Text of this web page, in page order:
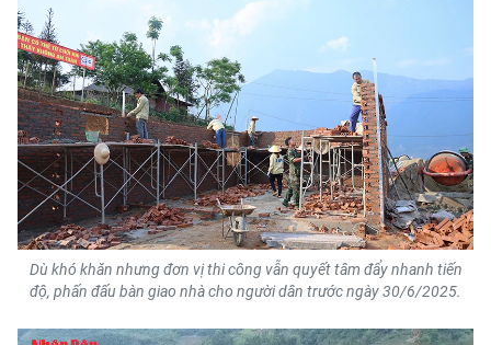
Dù khó khăn nhưng đơn vị thi công vẫn quyết tâm đẩy nhanh tiến
độ, phấn đấu bàn giao nhà cho người dân trước ngày 30/6/2025.